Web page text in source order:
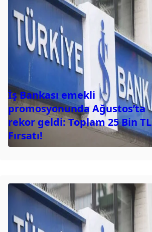
İş Bankası emekli
promosyonunda Ağustos’ta
rekor geldi: Toplam 25 Bin TL
Fırsatı!